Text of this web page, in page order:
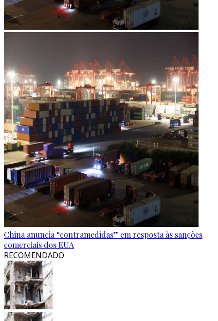
China anuncia “contramedidas” em resposta às sanções
comerciais dos EUA
RECOMENDADO